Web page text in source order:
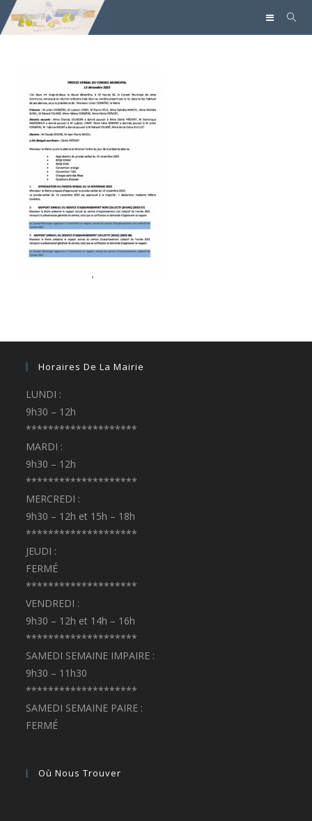
Horaires De La Mairie
LUNDI :
9h30 – 12h
********************
MARDI :
9h30 – 12h
********************
MERCREDI :
9h30 – 12h et 15h – 18h
********************
JEUDI :
FERMÉ
********************
VENDREDI :
9h30 – 12h et 14h – 16h
********************
SAMEDI SEMAINE IMPAIRE :
9h30 – 11h30
********************
SAMEDI SEMAINE PAIRE :
FERMÉ
Où Nous Trouver